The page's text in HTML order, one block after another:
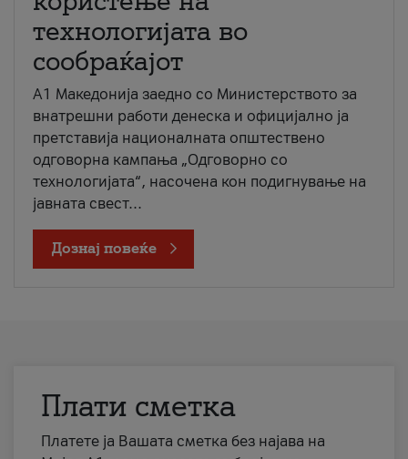
технологијата во
сообраќајот
A1 Македонија заедно со Министерството за
внатрешни работи денеска и официјално ја
претставија националната општествено
одговорна кампања „Одговорно со
технологијата“, насочена кон подигнување на
јавната свест...
Дознај повеќе
Плати сметка
Платете ја Вашата сметка без најава на